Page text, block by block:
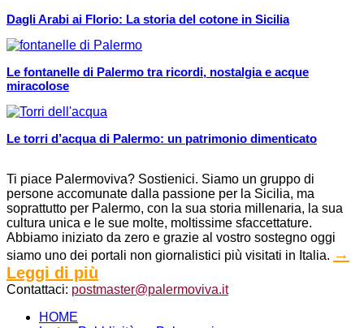
Dagli Arabi ai Florio: La storia del cotone in Sicilia
Le fontanelle di Palermo tra ricordi, nostalgia e acque
miracolose
Le torri d’acqua di Palermo: un patrimonio dimenticato
Ti piace Palermoviva? Sostienici. Siamo un gruppo di
persone accomunate dalla passione per la Sicilia, ma
soprattutto per Palermo, con la sua storia millenaria, la sua
cultura unica e le sue molte, moltissime sfaccettature.
Abbiamo iniziato da zero e grazie al vostro sostegno oggi
siamo uno dei portali non giornalistici più visitati in Italia. →
Leggi di più
Contattaci: postmaster@palermoviva.it
HOME